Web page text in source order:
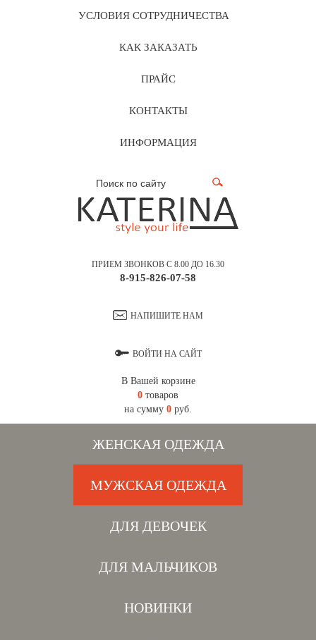
УСЛОВИЯ СОТРУДНИЧЕСТВА
КАК ЗАКАЗАТЬ
ПРАЙС
КОНТАКТЫ
ИНФОРМАЦИЯ
ПРИЕМ ЗВОНКОВ С 8.00 ДО 16.30
8-915-826-07-58
НАПИШИТЕ НАМ
ВОЙТИ НА САЙТ
В Вашей корзине
0 товаров
на сумму 0 руб.
ЖЕНСКАЯ ОДЕЖДА
МУЖСКАЯ ОДЕЖДА
ДЛЯ ДЕВОЧЕК
ДЛЯ МАЛЬЧИКОВ
НОВИНКИ